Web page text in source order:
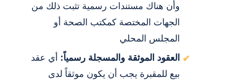
وأن هناك مستندات رسمية تثبت ذلك من
الجهات المختصة كمكتب الصحة أو
المجلس المحلي
العقود الموثقة والمسجلة رسمياً: أي عقد
بيع للمقبرة يجب أن يكون موثقاً لدى